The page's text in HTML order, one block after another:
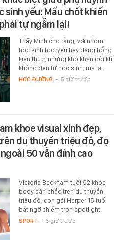
sinh yếu: Mấu chốt khiến
tự ngẫm lại!
Thầy Minh cho rằng, với nhóm
học sinh học yếu hay đang hổng
kiến thức, những khó khăn đôi khi
không đến từ học sinh, mà lại…
HỌC ĐƯỜNG - 5 giờ trước
khoe visual xinh đẹp,
du thuyền triệu đô, đọ
50 vẫn đỉnh cao
Victoria Beckham tuổi 52 khoe
body săn chắc trên du thuyền
triệu đô, con gái Harper 15 tuổi
bất ngờ chiếm trọn spotlight.
SPORT - 5 giờ trước